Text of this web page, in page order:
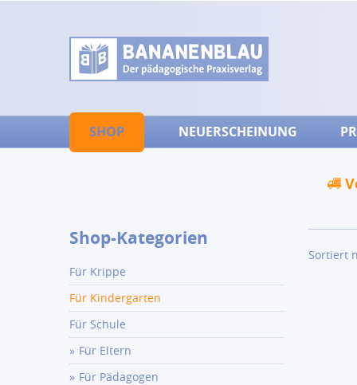
SHOP NEUERSCHEINUNG
Sortiert
Shop-Kategorien
Für Krippe
Für Kindergarten
Für Schule
Für Eltern
Für Pädagogen